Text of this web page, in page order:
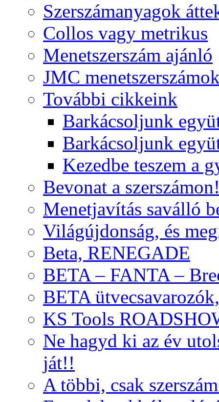
Szerszámanyagok
Collos vagy metrikus
Menetszerszám ajánló
JMC
További cikkeink
Barkácsoljunk
Barkácsoljunk
Kezedbe teszem a
Bevonat a
Menetjavítás saválló
Világújdonság, és
Beta, RENEGADE
BETA – FANTA –
BETA
KS Tools
Ne hagyd ki az év
ját!!
A többi, csak